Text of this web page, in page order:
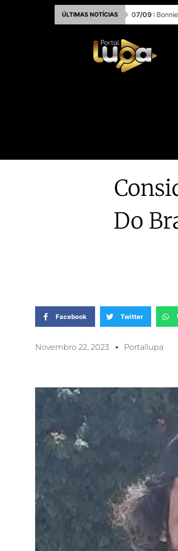
ÚLTIMAS NOTÍCIAS 07/09 :
Do
Facebook Twitter
Novembro 22, 2023 Portallupa